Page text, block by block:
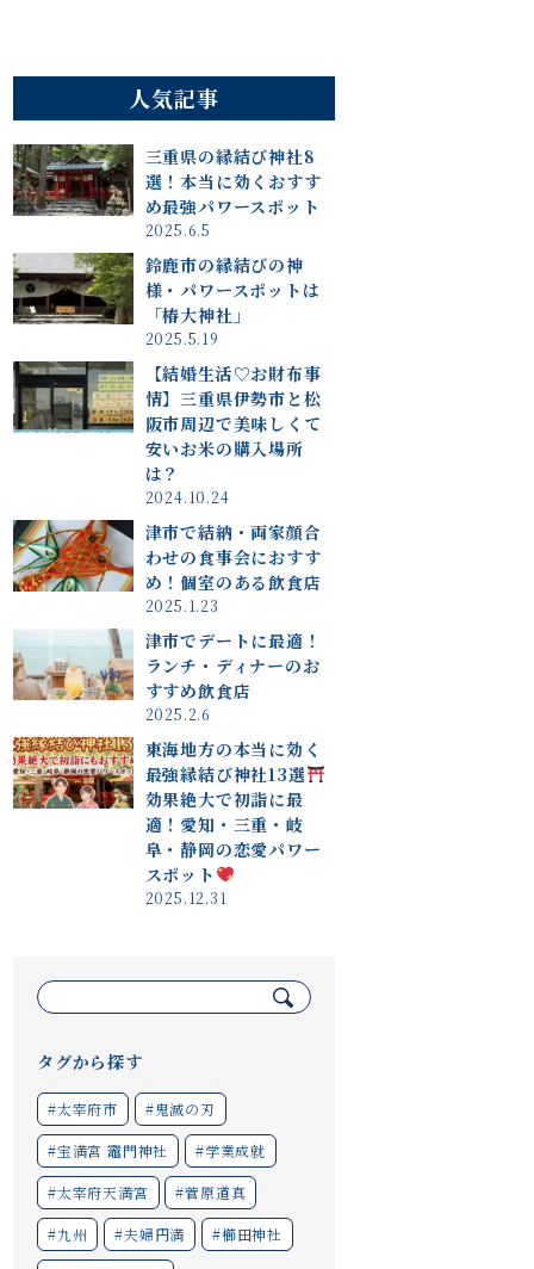
人気記事
三重県の縁結び神社8
選！本当に効くおすす
め最強パワースポット
2025.6.5
鈴鹿市の縁結びの神
様・パワースポットは
「椿大神社」
2025.5.19
【結婚生活♡お財布事
情】三重県伊勢市と松
阪市周辺で美味しくて
安いお米の購入場所
は？
2024.10.24
津市で結納・両家顔合
わせの食事会におすす
め！個室のある飲食店
2025.1.23
津市でデートに最適！
ランチ・ディナーのお
すすめ飲食店
2025.2.6
東海地方の本当に効く
最強縁結び神社13選
効果絶大で初詣に最
適！愛知・三重・岐
阜・静岡の恋愛パワー
スポット
2025.12.31
索:
タグから探す
#太宰府市 #鬼滅の刃
#宝満宮 竈門神社 #学業成就
#太宰府天満宮 #菅原道真
#九州 #夫婦円満 #櫛田神社